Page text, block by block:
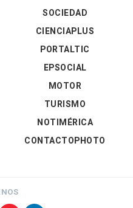
SOCIEDAD
CIENCIAPLUS
PORTALTIC
EPSOCIAL
MOTOR
TURISMO
NOTIMÉRICA
CONTACTOPHOTO